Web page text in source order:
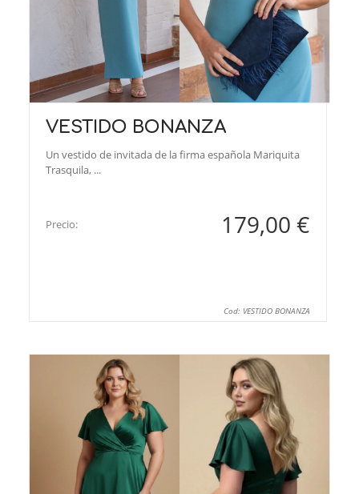
VESTIDO BONANZA
Un vestido de invitada de la firma española Mariquita
Trasquila, ...
Precio: 179,00 €
Cod: VESTIDO BONANZA